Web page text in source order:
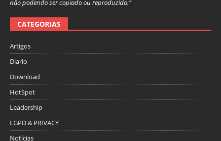
não podendo ser copiado ou reproduzido.”
CATEGORIAS
Artigos
Diario
Download
HotSpot
Leadership
LGPD & PRIVACY
Notícias